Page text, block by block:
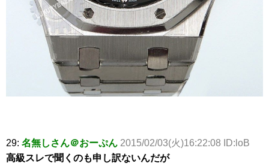
29: 名無しさん＠おーぷん 2015/02/03(火)16:22:08 ID:loB
高級スレで聞くのも申し訳ないんだが